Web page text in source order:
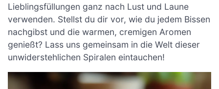
Lieblingsfüllungen ganz nach Lust und Laune
verwenden. Stellst du dir vor, wie du jedem Bissen
nachgibst und die warmen, cremigen Aromen
genießt? Lass uns gemeinsam in die Welt dieser
unwiderstehlichen Spiralen eintauchen!